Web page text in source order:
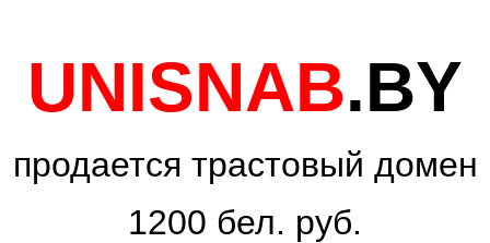
UNISNAB.BY
продается трастовый домен
1200 бел. руб.